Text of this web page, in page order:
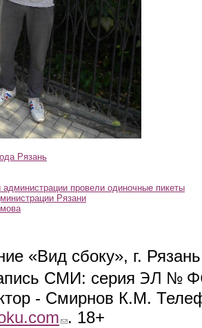
Рязань
администрации провели одиночные пикеты
Рязани
«Вид сбоку», г.
СМИ: серия ЭЛ №
- Смирнов К.М.
(link sends e-mail)
. 18+